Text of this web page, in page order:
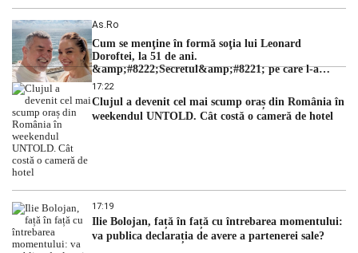
As.ro
Cum se menţine în formă soţia lui Leonard
Doroftei, la 51 de ani.
&amp;#8222;Secretul&amp;#8221; pe care l-a
dezvăluit
17:22
Clujul a devenit cel mai scump oraș din România în
weekendul UNTOLD. Cât costă o cameră de hotel
17:19
Ilie Bolojan, față în față cu întrebarea momentului:
va publica declarația de avere a partenerei sale?